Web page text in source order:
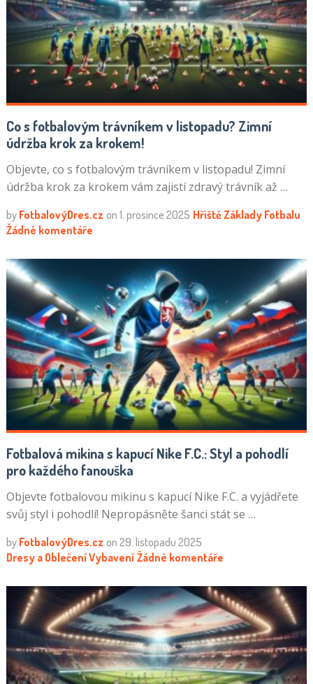
Co s fotbalovým trávníkem v listopadu? Zimní
údržba krok za krokem!
Objevte, co s fotbalovým trávníkem v listopadu! Zimní
údržba krok za krokem vám zajistí zdravý trávník až …
by FotbalovýDres.cz on 1. prosince 2025 Hřiště Základy Fotbalu
Žádné komentáře
Fotbalová mikina s kapucí Nike F.C.: Styl a pohodlí
pro každého fanouška
Objevte fotbalovou mikinu s kapucí Nike F.C. a vyjádřete
svůj styl i pohodlí! Nepropásněte šanci stát se …
by FotbalovýDres.cz on 29. listopadu 2025
Dresy a OblečeníVybavení Žádné komentáře